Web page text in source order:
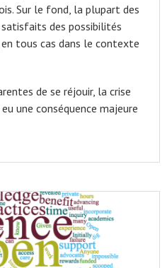
Sur le fond, la plupart des
des possibilités
tous cas dans le contexte
de se réjouir, la crise
une conséquence majeure